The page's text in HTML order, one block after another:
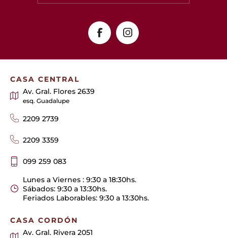
CASA CENTRAL
Av. Gral. Flores 2639
esq. Guadalupe
2209 2739
2209 3359
099 259 083
Lunes a Viernes : 9:30 a 18:30hs.
Sábados: 9:30 a 13:30hs.
Feriados Laborables: 9:30 a 13:30hs.
CASA CORDÓN
Av. Gral. Rivera 2051